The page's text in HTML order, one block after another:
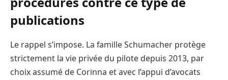
publications
Le rappel s’impose. La famille Schumacher protège
strictement la vie privée du pilote depuis 2013, par
choix assumé de Corinna et avec l’appui d’avocats